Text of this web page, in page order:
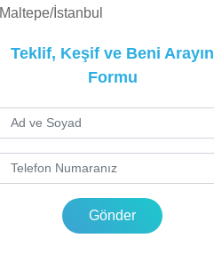
Maltepe/İstanbul
Teklif, Keşif ve Beni Arayın
Formu
Gönder